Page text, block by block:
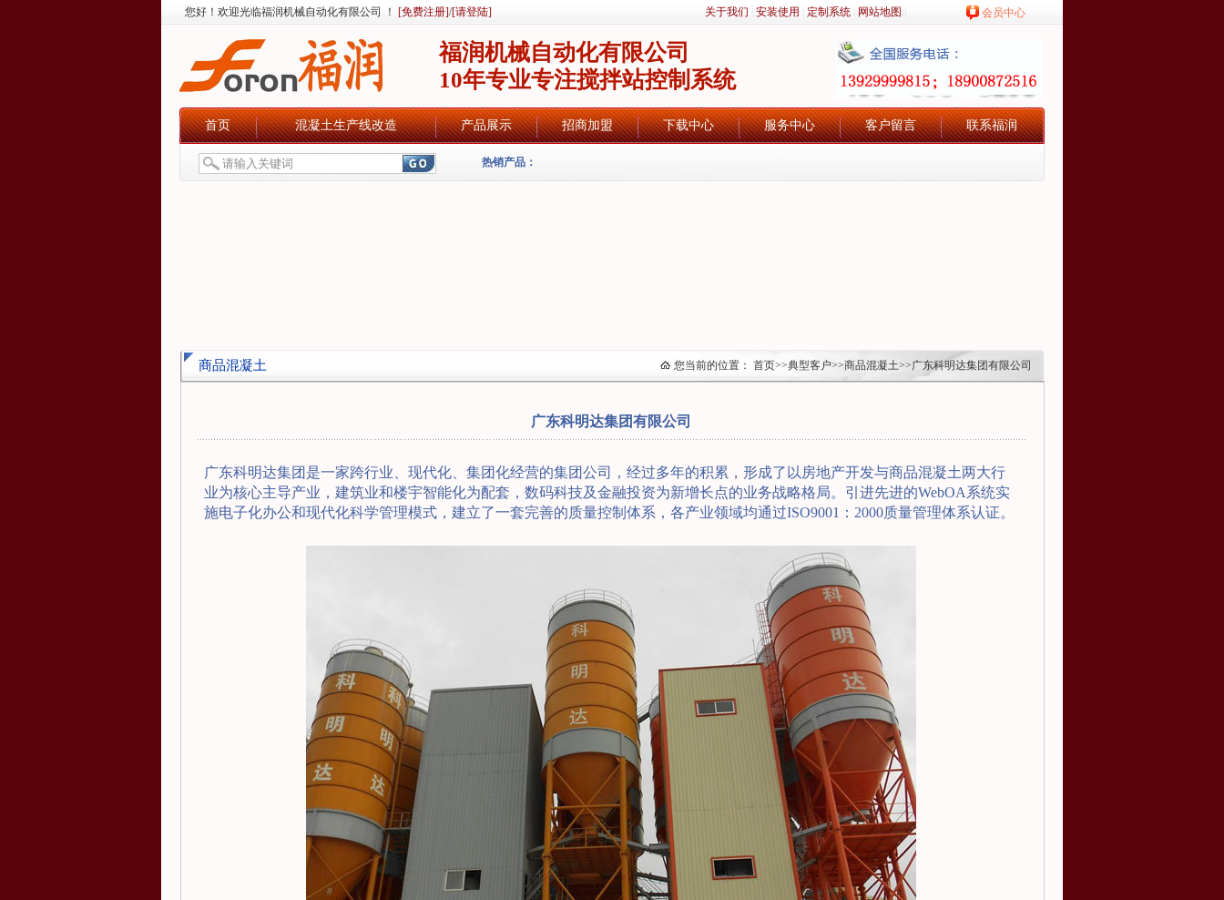
您好！欢迎光临福润机械自动化有限公司 ！ [免费注册]/[请登陆] 关于我们 安装使用 定制系统 网站地图 会员中心
福润机械自动化有限公司
10年专业专注搅拌站控制系统
首页 混凝土生产线改造 产品展示 招商加盟 下载中心 服务中心 客户留言 联系福润
热销产品：
商品混凝土 您当前的位置： 首页>>典型客户>>商品混凝土>>广东科明达集团有限公司
广东科明达集团有限公司
广东科明达集团是一家跨行业、现代化、集团化经营的集团公司，经过多年的积累，形成了以房地产开发与商品混凝土两大行
业为核心主导产业，建筑业和楼宇智能化为配套，数码科技及金融投资为新增长点的业务战略格局。引进先进的WebOA系统实
施电子化办公和现代化科学管理模式，建立了一套完善的质量控制体系，各产业领域均通过ISO9001：2000质量管理体系认证。